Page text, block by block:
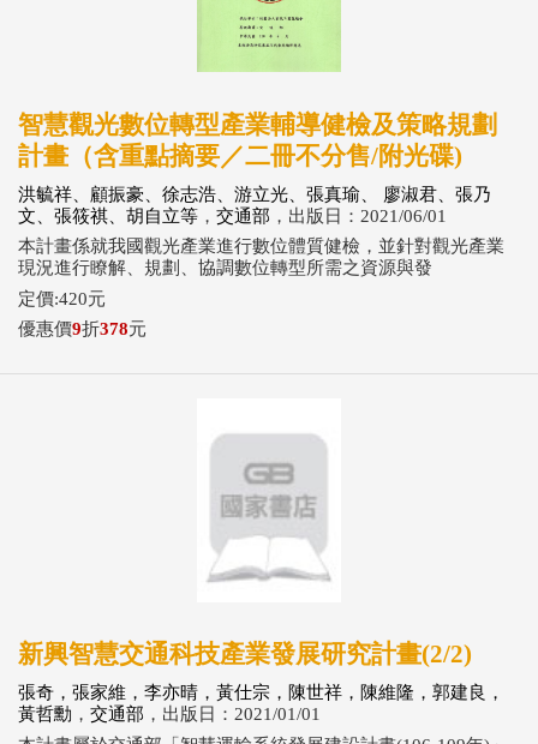
智慧觀光數位轉型產業輔導健檢及策略規劃
計畫（含重點摘要／二冊不分售/附光碟)
洪毓祥、顧振豪、徐志浩、游立光、張真瑜、 廖淑君、張乃
文、張筱祺、胡自立等 ， 交通部 ，出版日：2021/06/01
本計畫係就我國觀光產業進行數位體質健檢，並針對觀光產業
現況進行瞭解、規劃、協調數位轉型所需之資源與發
定價:420元
優惠價9折378元
新興智慧交通科技產業發展研究計畫(2/2)
張奇，張家維，李亦晴，黃仕宗，陳世祥，陳維隆，郭建良，
黃哲勳 ， 交通部 ，出版日：2021/01/01